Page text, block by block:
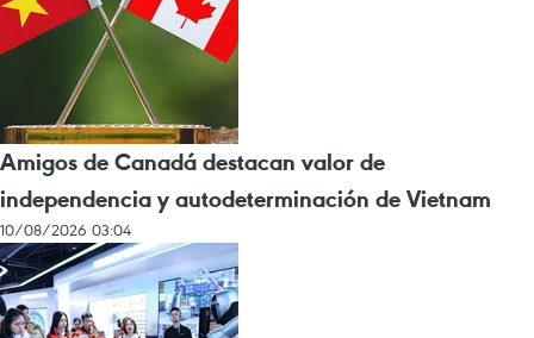
Amigos de Canadá destacan valor de
independencia y autodeterminación de Vietnam
10/08/2026 03:04